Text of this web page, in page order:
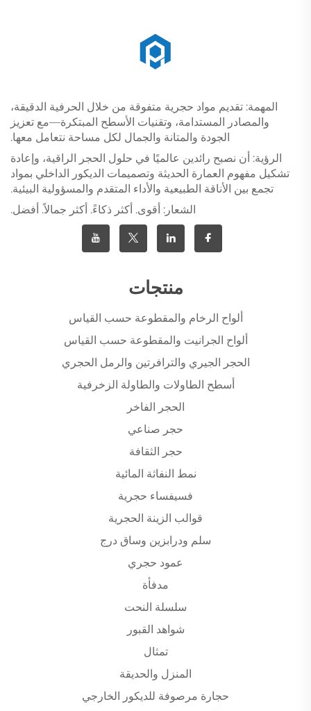
المهمة: تقديم مواد حجرية متفوقة من خلال الحرفية الدقيقة،
والمصادر المستدامة، وتقنيات الأسطح المبتكرة—مع تعزيز
الجودة والمتانة والجمال لكل مساحة نتعامل معها.
الرؤية: أن نصبح رائدين عالميًا في حلول الحجر الراقية، وإعادة
تشكيل مفهوم العمارة الحديثة وتصميمات الديكور الداخلي بمواد
تجمع بين الأناقة الطبيعية والأداء المتقدم والمسؤولية البيئية.
الشعار: أقوى. أكثر ذكاءً. أكثر جمالاً. أفضل.
منتجات
ألواح الرخام والمقطوعة حسب القياس
ألواح الجرانيت والمقطوعة حسب القياس
الحجر الجيري والترافرتين والرمل الحجري
أسطح الطاولات والطاولة الزخرفية
الحجر الفاخر
حجر صناعي
حجر الثقافة
نمط النفاثة المائية
فسيفساء حجرية
قوالب الزينة الحجرية
سلم ودرابزين وساق درج
عمود حجري
مدفأة
سلسلة النحت
شواهد القبور
تمثال
المنزل والحديقة
حجارة مرصوفة للديكور الخارجي